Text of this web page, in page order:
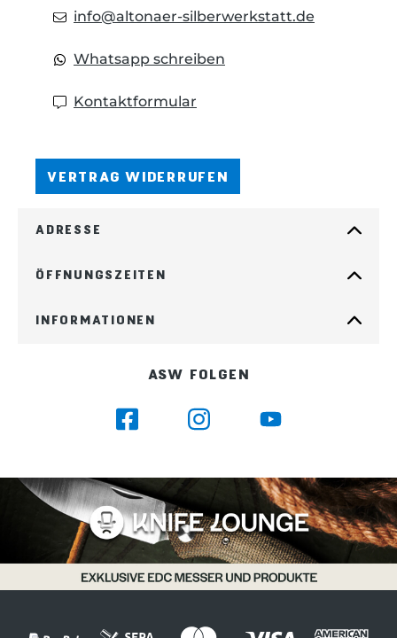
info@altonaer-silberwerkstatt.de
Whatsapp schreiben
Kontaktformular
VERTRAG WIDERRUFEN
ADRESSE
ÖFFNUNGSZEITEN
INFORMATIONEN
ASW FOLGEN